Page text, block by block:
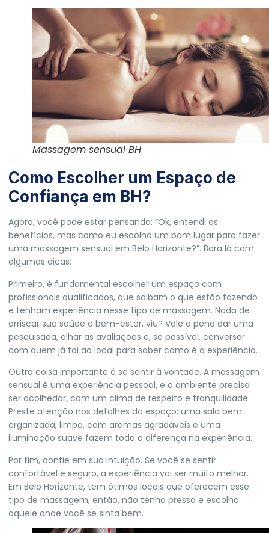
Massagem sensual BH
Como Escolher um Espaço de
Confiança em BH?
Agora, você pode estar pensando: “Ok, entendi os
benefícios, mas como eu escolho um bom lugar para fazer
uma massagem sensual em Belo Horizonte?”. Bora lá com
algumas dicas:
Primeiro, é fundamental escolher um espaço com
profissionais qualificados, que saibam o que estão fazendo
e tenham experiência nesse tipo de massagem. Nada de
arriscar sua saúde e bem-estar, viu? Vale a pena dar uma
pesquisada, olhar as avaliações e, se possível, conversar
com quem já foi ao local para saber como é a experiência.
Outra coisa importante é se sentir à vontade. A massagem
sensual é uma experiência pessoal, e o ambiente precisa
ser acolhedor, com um clima de respeito e tranquilidade.
Preste atenção nos detalhes do espaço: uma sala bem
organizada, limpa, com aromas agradáveis e uma
iluminação suave fazem toda a diferença na experiência.
Por fim, confie em sua intuição. Se você se sentir
confortável e seguro, a experiência vai ser muito melhor.
Em Belo Horizonte, tem ótimos locais que oferecem esse
tipo de massagem, então, não tenha pressa e escolha
aquele onde você se sinta bem.